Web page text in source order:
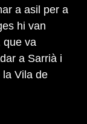
a asil per a
hi van
que va
a Sarrià i
la Vila de